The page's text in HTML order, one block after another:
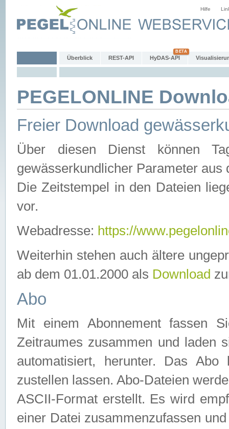
Hilfe
Überblick REST-API HyDAS-API
PEGELONLINE
Freier Download
Über diesen Dienst können
gewässerkundlicher Parameter aus
Die Zeitstempel in den Dateien
vor.
Webadresse: https://
Weiterhin stehen auch ältere
ab dem 01.01.2000 als Download
Abo
Mit einem Abonnement fassen
Zeitraumes zusammen und laden
automatisiert, herunter. Das
zustellen lassen. Abo-Dateien
ASCII-Format erstellt. Es wird
einer Datei zusammenzufassen